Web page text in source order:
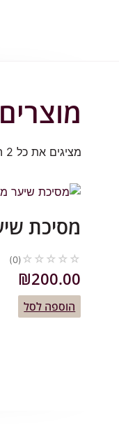
מוצרים
מציגים את כל ⁦2⁩ התוצאות
מסיכת
☆
☆
☆
☆
☆
(0)
₪200.00
הוספה לסל